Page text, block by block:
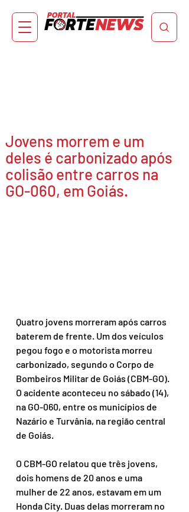
Jovens morrem e um
deles é carbonizado após
colisão entre carros na
GO-060, em Goiás.
Quatro jovens morreram após carros
baterem de frente. Um dos veículos
pegou fogo e o motorista morreu
carbonizado, segundo o Corpo de
Bombeiros Militar de Goiás (CBM-GO).
O acidente aconteceu no sábado (14),
na GO-060, entre os municípios de
Nazário e Turvânia, na região central
de Goiás.
O CBM-GO relatou que três jovens,
dois homens de 20 anos e uma
mulher de 22 anos, estavam em um
Honda City. Duas delas morreram no